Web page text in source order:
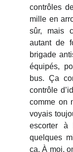
contrôles
mille en
sûr, mais
autant de
brigade
équipés,
bus. Ça
contrôle
comme on
voyais
escorter à
quelques
ça. À moi,